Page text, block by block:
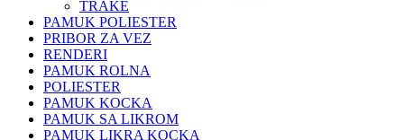
TRAKE
PAMUK POLIESTER
PRIBOR ZA VEZ
RENDERI
PAMUK ROLNA
POLIESTER
PAMUK KOCKA
PAMUK SA LIKROM
PAMUK LIKRA KOCKA